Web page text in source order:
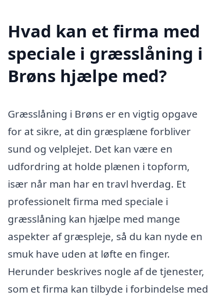
Hvad kan et firma med
speciale i græsslåning i
Brøns hjælpe med?
Græsslåning i Brøns er en vigtig opgave
for at sikre, at din græsplæne forbliver
sund og velplejet. Det kan være en
udfordring at holde plænen i topform,
især når man har en travl hverdag. Et
professionelt firma med speciale i
græsslåning kan hjælpe med mange
aspekter af græspleje, så du kan nyde en
smuk have uden at løfte en finger.
Herunder beskrives nogle af de tjenester,
som et firma kan tilbyde i forbindelse med